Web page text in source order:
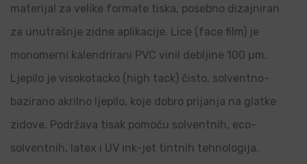
materijal za velike formate tiska, posebno dizajniran
za unutrašnje zidne aplikacije. Lice (face film) je
monomerni kalendrirani PVC vinil debljine 100 µm.
Ljepilo je visokotacko (high tack) čisto, solventno-
bazirano akrilno ljepilo, koje dobro prijanja na glatke
zidove. Podržava tisak pomoću solventnih, eco-
solventnih, latex i UV ink-jet tintnih tehnologija.